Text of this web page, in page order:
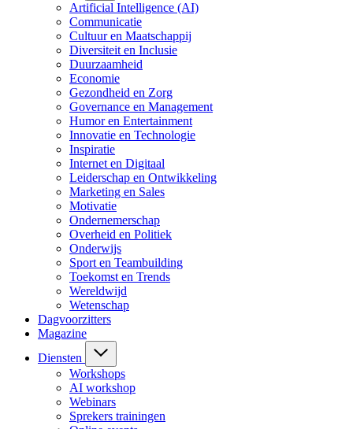
Artificial Intelligence (AI)
Communicatie
Cultuur en Maatschappij
Diversiteit en Inclusie
Duurzaamheid
Economie
Gezondheid en Zorg
Governance en Management
Humor en Entertainment
Innovatie en Technologie
Inspiratie
Internet en Digitaal
Leiderschap en Ontwikkeling
Marketing en Sales
Motivatie
Ondernemerschap
Overheid en Politiek
Onderwijs
Sport en Teambuilding
Toekomst en Trends
Wereldwijd
Wetenschap
Dagvoorzitters
Magazine
Diensten
Workshops
AI workshop
Webinars
Sprekers trainingen